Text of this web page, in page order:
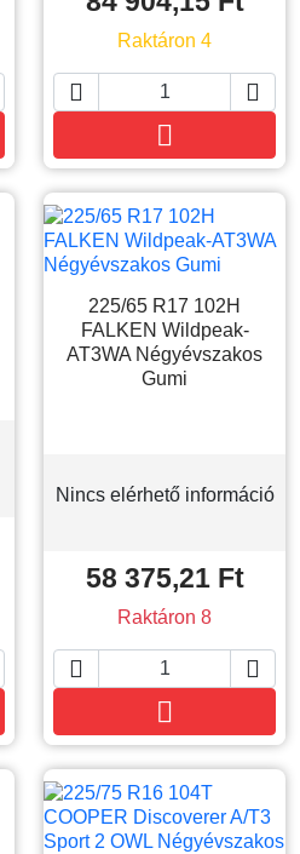
Raktáron 4
 

225/65 R17 102H
FALKEN Wildpeak-
AT3WA Négyévszakos
Gumi
Nincs elérhető információ
58 375,21 Ft
Raktáron 8
 
